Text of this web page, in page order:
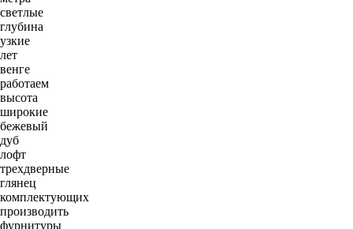
светлые
глубина
узкие
лет
венге
работаем
высота
широкие
бежевый
дуб
лофт
трехдверные
глянец
комплектующих
производить
фурнитуры